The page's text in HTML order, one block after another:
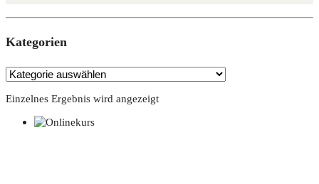
Kate­go­rien
Einzelnes Ergebnis wird angezeigt